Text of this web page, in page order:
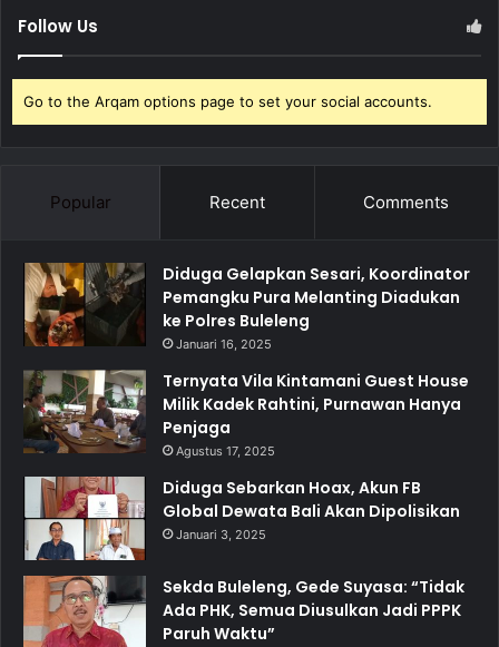
Follow Us
Go to the Arqam options page to set your social accounts.
Popular Recent Comments
Diduga Gelapkan Sesari, Koordinator
Pemangku Pura Melanting Diadukan
ke Polres Buleleng
Januari 16, 2025
Ternyata Vila Kintamani Guest House
Milik Kadek Rahtini, Purnawan Hanya
Penjaga
Agustus 17, 2025
Diduga Sebarkan Hoax, Akun FB
Global Dewata Bali Akan Dipolisikan
Januari 3, 2025
Sekda Buleleng, Gede Suyasa: “Tidak
Ada PHK, Semua Diusulkan Jadi PPPK
Paruh Waktu”